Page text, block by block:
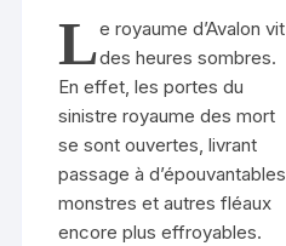
Le royaume d’Avalon vit
des heures sombres.
En effet, les portes du
sinistre royaume des mort
se sont ouvertes, livrant
passage à d’épouvantables
monstres et autres fléaux
encore plus effroyables.